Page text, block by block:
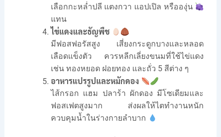
เลือกกะหล่ำปลี แตงกวา แอปเปิล หรือองุ่น
แทน
ไข่แดงและธัญพืช
มีฟอสฟอรัสสูง เสี่ยงกระดูกบางและหลอด
เลือดแข็งตัว ควรหลีกเลี่ยงขนมที่ใช้ไข่แดง
เช่น ทองหยอด ฝอยทอง และถั่ว 5 สีต่าง ๆ
อาหารแปรรูปและหมักดอง
ไส้กรอก แฮม ปลาร้า ผักดอง มีโซเดียมและ
ฟอสเฟตสูงมาก ส่งผลให้ไตทำงานหนัก
ควบคุมน้ำในร่างกายลำบาก